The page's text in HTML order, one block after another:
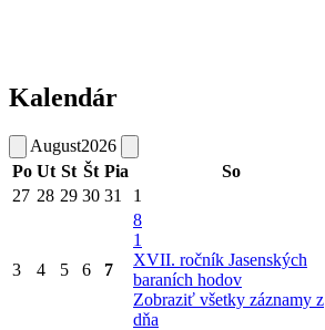
Kalendár
August2026
Po Ut St Št Pia So
27 28 29 30 31 1
3 4 5 6 7
8
1
XVII. ročník Jasenských
baraních hodov
Zobraziť všetky záznamy z
dňa